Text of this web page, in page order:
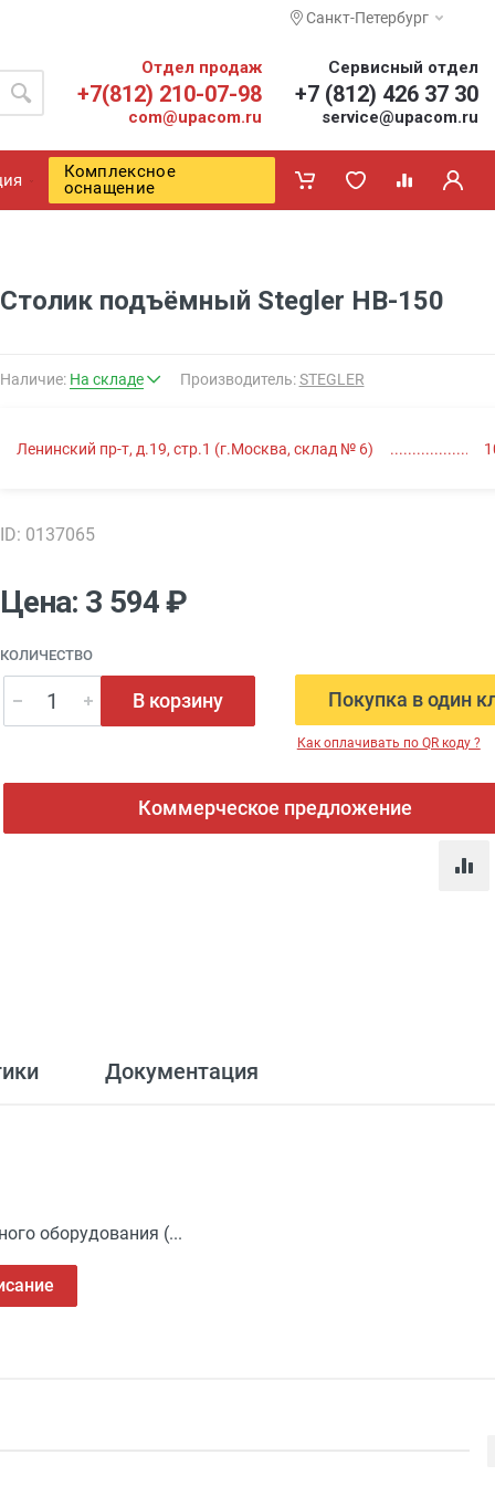
Санкт-Петербург
Отдел продаж
+7(812) 210-07-98
com@upacom.ru
Сервисный отдел
+7 (812) 426 37 30
service@upacom.ru
Комплексное
оснащение
Столик подъёмный Stegler НВ-150
Наличие: На складе Производитель:STEGLER
Ленинский пр-т, д.19, стр.1 (г.Москва, склад № 6)
ID: 0137065
Цена: 3 594 ₽
КОЛИЧЕСТВО
В корзину Покупка в один
Как оплачивать по QR коду ?
Коммерческое предложение
Документация
оборудования (...